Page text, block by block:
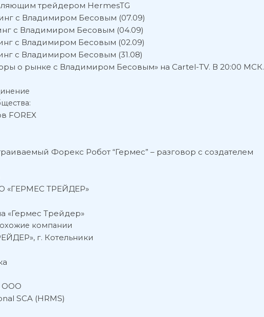
трейдером HermesTG
с Владимиром Бесовым (07.09)
с Владимиром Бесовым (04.09)
с Владимиром Бесовым (02.09)
с Владимиром Бесовым (31.08)
о рынке с Владимиром Бесовым» на Cartel-TV. В 20:00 МСК.
FOREX
Форекс Робот “Гермес” – разговор с создателем
«ГЕРМЕС ТРЕЙДЕР»
«Гермес Трейдер»
компании
г. Котельники
ООО
SCA (HRMS)